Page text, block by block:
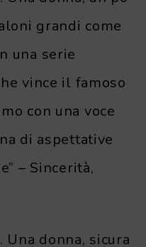
grandi come
una serie
vince il famoso
con una voce
di aspettative
– Sincerità,
Una donna, sicura